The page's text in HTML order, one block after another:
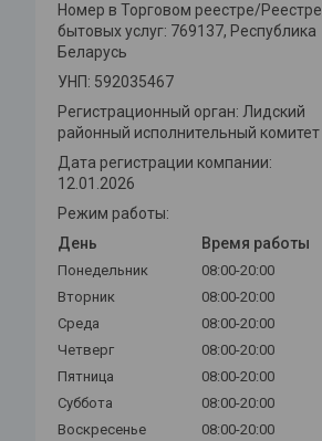
Номер в Торговом реестре/Реестре
бытовых услуг: 769137, Республика
Беларусь
УНП: 592035467
Регистрационный орган: Лидский
районный исполнительный комитет
Дата регистрации компании:
12.01.2026
Режим работы:
День
Время работы
Понедельник
08:00-20:00
Вторник
08:00-20:00
Среда
08:00-20:00
Четверг
08:00-20:00
Пятница
08:00-20:00
Суббота
08:00-20:00
Воскресенье
08:00-20:00